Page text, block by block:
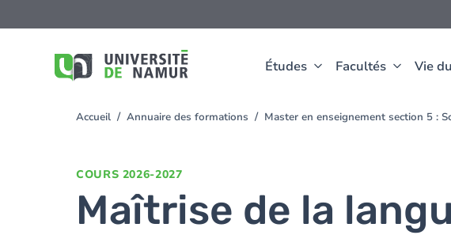
Études Facultés Vie
au
You
Accueil Annuaire des formations Master en enseignement section 5 :
COURS 2026-2027
Maîtrise de la